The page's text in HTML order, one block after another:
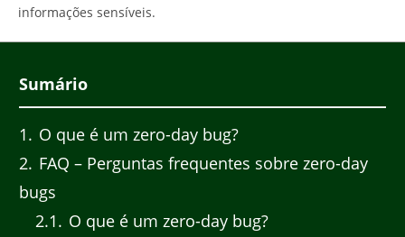
informações sensíveis.
Sumário
1
O que é um zero-day bug?
2 FAQ – Perguntas frequentes sobre zero-day
bugs
2.1
O que é um zero-day bug?